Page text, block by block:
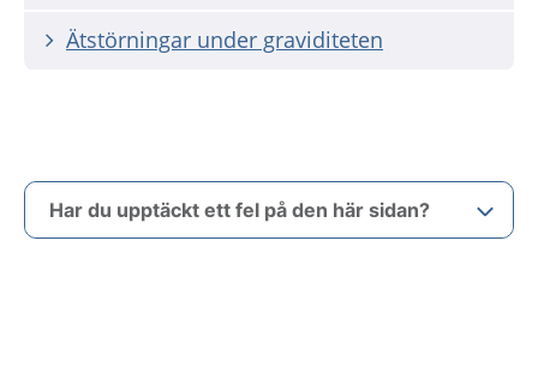
Ätstörningar under graviditeten
Har du upptäckt ett fel på den här sidan?